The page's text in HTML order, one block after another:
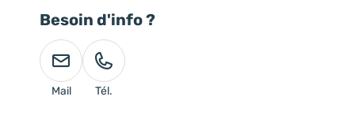
Besoin d'info ?
Mail Tél.